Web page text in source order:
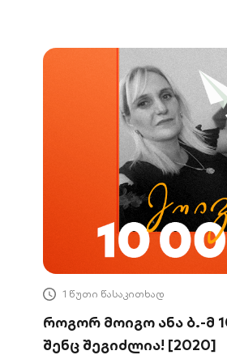
1 წუთი წასაკითხად
როგორ მოიგო ანა ბ.-მ
შენც შეგიძლია! [2020]